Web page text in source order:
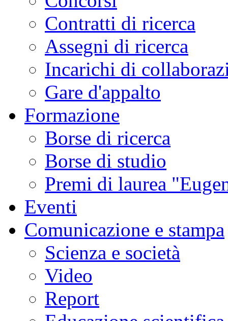
Contratti di ricerca
Assegni di ricerca
Incarichi di
Gare d'appalto
Formazione
Borse di ricerca
Borse di studio
Premi di laurea
Eventi
Comunicazione e stampa
Scienza e società
Video
Report